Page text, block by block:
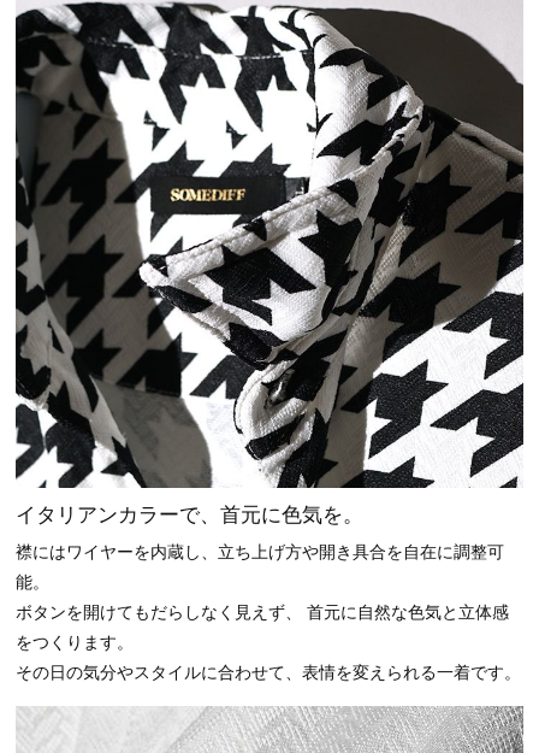
イタリアンカラーで、首元に色気を。
襟にはワイヤーを内蔵し、立ち上げ方や開き具合を自在に調整可
能。
ボタンを開けてもだらしなく見えず、 首元に自然な色気と立体感
をつくります。
その日の気分やスタイルに合わせて、表情を変えられる一着です。